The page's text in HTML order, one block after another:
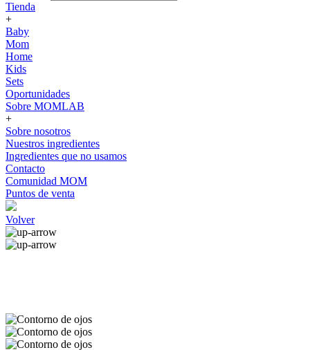
Tienda
+
Baby
Mom
Home
Kids
Sets
Oportunidades
Sobre MOMLAB
+
Sobre nosotros
Nuestros ingredientes
Ingredientes que no usamos
Contacto
Comunidad MOM
Puntos de venta
Volver